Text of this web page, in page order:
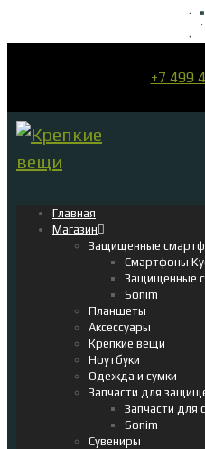
+7 499
Главная
Магазин
Защищенные
Смартфоны
Защищенные
Sonim
Планшеты
Аксессуары
Крепкие вещи
Ноутбуки
Одежда и сумки
Запчасти для
Запчасти для
Sonim
Сувениры